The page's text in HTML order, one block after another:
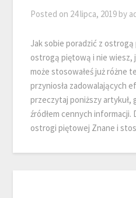
Posted on 24 lipca, 2019 by
Jak sobie poradzić z
ostrogą piętową i nie wiesz,
może stosowałeś już różne
przyniosła zadowalających
przeczytaj poniższy artykuł,
źródłem cennych
ostrogi piętowej Znane i